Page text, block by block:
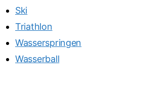
Ski
Triathlon
Wasserspringen
Wasserball